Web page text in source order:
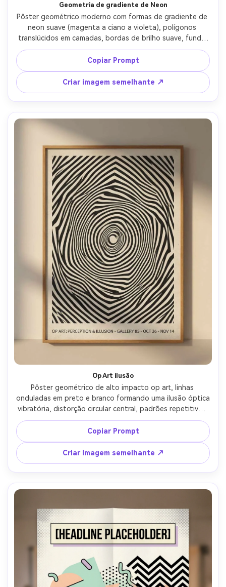
Geometria de gradiente de Neon
Pôster geométrico moderno com formas de gradiente de
neon suave (magenta a ciano a violeta), polígonos
translúcidos em camadas, bordas de brilho suave, fundo
de carvão escuro, estética técnica elegante, espaço de
título mínimo, textura de ruído sutil para profundidade,
design de pôster premium, composição limpa e geometria
afiada, lente de 85mm, profundidade de campo rasa,
iluminação cinematográfica suave-AR 4:5
Copiar Prompt
Criar imagem semelhante ↗
Op Art ilusão
Pôster geométrico de alto impacto op art, linhas
onduladas em preto e branco formando uma ilusão óptica
vibratória, distorção circular central, padrões repetitivos
precisos, área mínima de texto na parte inferior, linhas
vetoriais nítidas, sensação de impressão de galeria retro,
contraste intenso, composição visualmente hipnótica,
lente de 85mm, profundidade de campo rasa, iluminação
cinematográfica suave-AR 4:5
Copiar Prompt
Criar imagem semelhante ↗